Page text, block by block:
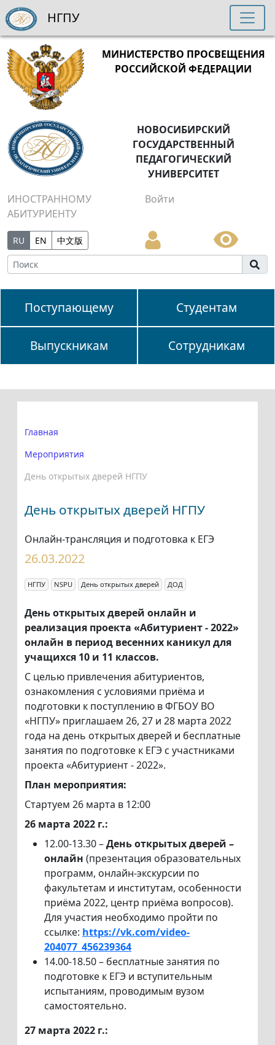
МИНИСТЕРСТВО ПРОСВЕЩЕНИЯ
РОССИЙСКОЙ ФЕДЕРАЦИИ
НОВОСИБИРСКИЙ
ГОСУДАРСТВЕННЫЙ
ПЕДАГОГИЧЕСКИЙ
УНИВЕРСИТЕТ
ИНОСТРАННОМУ
АБИТУРИЕНТУ
Войти
RU EN 中文版
Поступающему Студентам
Выпускникам Сотрудникам
НГПУ
Главная
Мероприятия
День открытых дверей НГПУ
День открытых дверей НГПУ
Онлайн-трансляция и подготовка к ЕГЭ
26.03.2022
НГПУ NSPU День открытых дверей ДОД
День открытых дверей онлайн и
реализация проекта «Абитуриент - 2022»
онлайн в период весенних каникул для
учащихся 10 и 11 классов.
С целью привлечения абитуриентов,
ознакомления с условиями приёма и
подготовки к поступлению в ФГБОУ ВО
«НГПУ» приглашаем 26, 27 и 28 марта 2022
года на день открытых дверей и бесплатные
занятия по подготовке к ЕГЭ с участниками
проекта «Абитуриент - 2022».
План мероприятия:
Стартуем 26 марта в 12:00
26 марта 2022 г.:
12.00-13.30 –День открытых дверей –
онлайн (презентация образовательных
программ, онлайн-экскурсии по
факультетам и институтам, особенности
приёма 2022, центр приёма вопросов).
Для участия необходимо пройти по
ссылке: https://vk.com/video-
204077_456239364
14.00-18.50 – бесплатные занятия по
подготовке к ЕГЭ и вступительным
испытаниям, проводимым вузом
самостоятельно.
27 марта 2022 г.: